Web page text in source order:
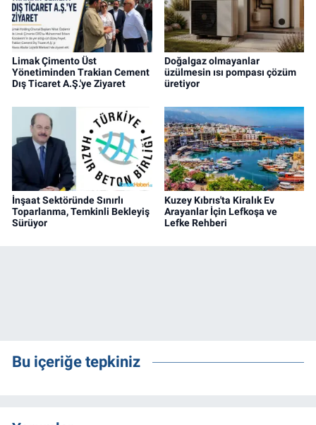
Limak Çimento Üst
Yönetiminden Trakian Cement
Dış Ticaret A.Ş.'ye Ziyaret
Doğalgaz olmayanlar
üzülmesin ısı pompası çözüm
üretiyor
İnşaat Sektöründe Sınırlı
Toparlanma, Temkinli Bekleyiş
Sürüyor
Kuzey Kıbrıs'ta Kiralık Ev
Arayanlar İçin Lefkoşa ve
Lefke Rehberi
Bu içeriğe tepkiniz